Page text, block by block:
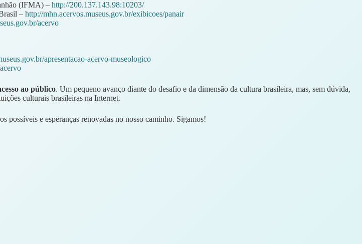
(IFMA) – http://200.137.143.98:10203/
– http://mhn.acervos.museus.gov.br/exibicoes/panair
acervo
apresentacao-acervo-museologico
ao público. Um pequeno avanço diante do desafio e da dimensão da cultura brasileira, mas, sem dúvida,
culturais brasileiras na Internet.
possíveis e esperanças renovadas no nosso caminho. Sigamos!